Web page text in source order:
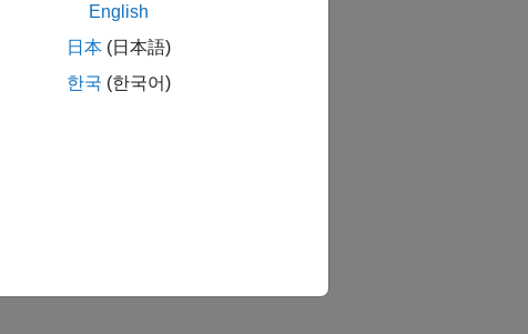
English
日本 (日本語)
한국 (한국어)